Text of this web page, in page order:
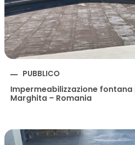
PUBBLICO
Impermeabilizzazione fontana
Marghita – Romania